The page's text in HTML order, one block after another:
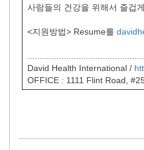
사람들의 건강을 위해서 즐겁
<지원방법> Resume를
David Health International /
OFFICE : 1111 Flint Road,